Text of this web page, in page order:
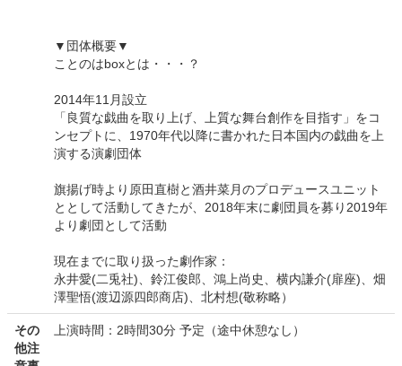
▼団体概要▼
ことのはboxとは・・・？
2014年11月設立
​​「良質な戯曲を取り上げ、上質な舞台創作を目指す」をコ
ンセプトに、1970年代以降に書かれた日本国内の戯曲を上
演する演劇団体
旗揚げ時より原田直樹と酒井菜月のプロデュースユニット
ととして活動してきたが、2018年末に劇団員を募り2019年
より劇団として活動
現在までに取り扱った劇作家：
永井愛(二兎社)、鈴江俊郎、鴻上尚史、横内謙介(扉座)、畑
澤聖悟(渡辺源四郎商店)、北村想(敬称略）
その
他注
上演時間：2時間30分 予定（途中休憩なし）